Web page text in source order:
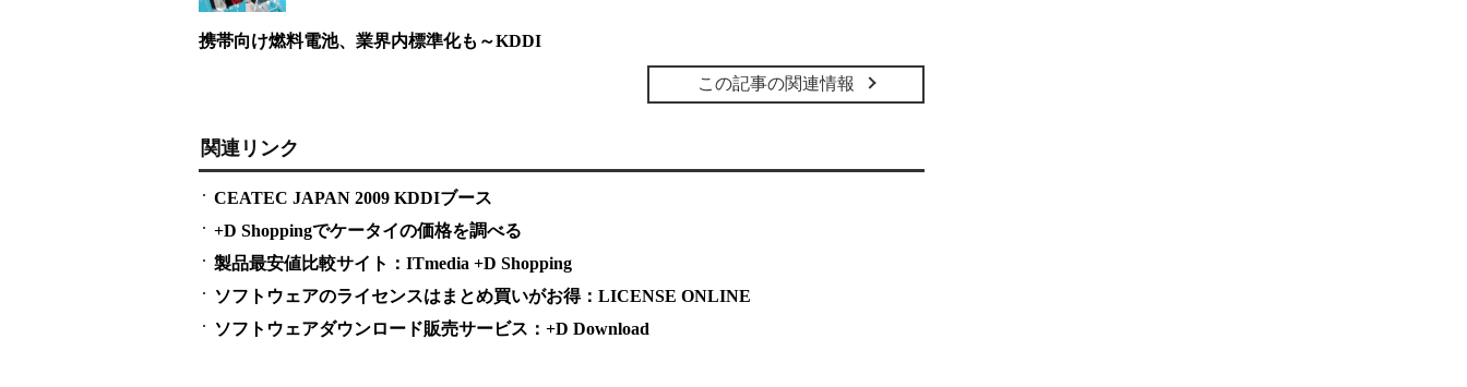
携帯向け燃料電池、業界内標準化も～KDDI
この記事の関連情報
関連リンク
CEATEC JAPAN 2009 KDDIブース
+D Shoppingでケータイの価格を調べる
製品最安値比較サイト：ITmedia +D Shopping
ソフトウェアのライセンスはまとめ買いがお得：LICENSE ONLINE
ソフトウェアダウンロード販売サービス：+D Download